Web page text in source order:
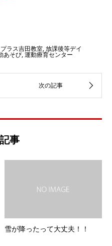
ラス吉田教室,放課後等デイ
あそび,運動療育センター
事
雪が降ったって大丈夫！！